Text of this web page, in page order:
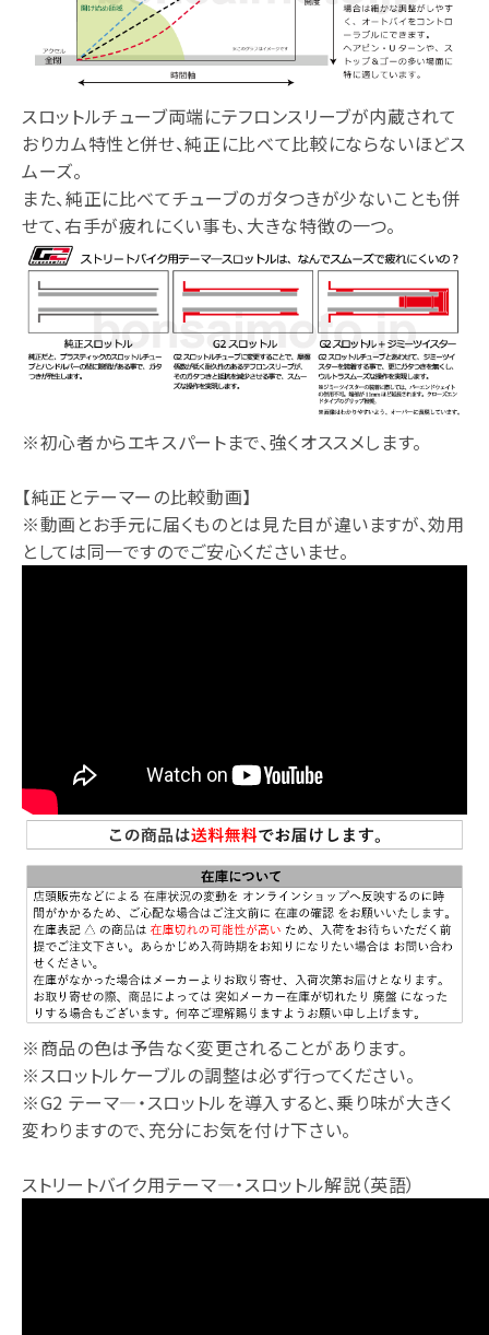
スロットルチューブ両端にテフロンスリーブが内蔵されて
おりカム特性と併せ、純正に比べて比較にならないほどス
ムーズ。
また、純正に比べてチューブのガタつきが少ないことも併
せて、右手が疲れにくい事も、大きな特徴の一つ。
※初心者からエキスパートまで、強くオススメします。
【純正とテーマーの比較動画】
※動画とお手元に届くものとは見た目が違いますが、効用
としては同一ですのでご安心くださいませ。
※商品の色は予告なく変更されることがあります。
※スロットルケーブルの調整は必ず行ってください。
※G2 テーマ―・スロットルを導入すると、乗り味が大きく
変わりますので、充分にお気を付け下さい。
ストリートバイク用テーマ―・スロットル解説（英語）